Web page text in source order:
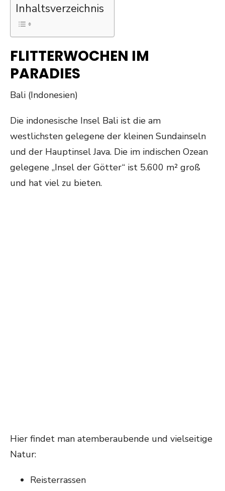
Inhaltsverzeichnis
FLITTERWOCHEN IM
PARADIES
Bali (Indonesien)
Die indonesische Insel Bali ist die am
westlichsten gelegene der kleinen Sundainseln
und der Hauptinsel Java. Die im indischen Ozean
gelegene „Insel der Götter“ ist 5.600 m² groß
und hat viel zu bieten.
Hier findet man atemberaubende und vielseitige
Natur:
Reisterrassen